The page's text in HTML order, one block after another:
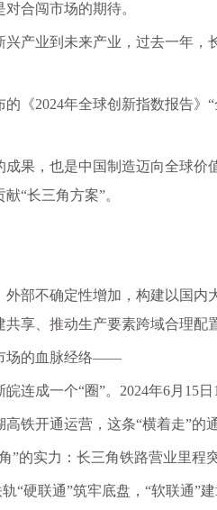
合闯市场的期待。
兴产业到未来产业，过去一年，
的《2024年全球创新指数报告
果，也是中国制造迈向全球价
“长三角方案”。
外部不确定性增加，构建以国
享、推动生产要素跨域合理配
场的血脉经络——
连成一个“圈”。2024年6月15
高铁开通运营，这条“横着走”的
”的实力：长三角铁路营业里程
“硬联通”筑牢底盘，“软联通”